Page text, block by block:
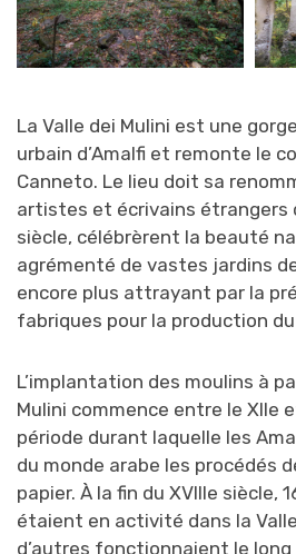
La Valle dei Mulini est une
urbain d’Amalfi et remonte le
Canneto. Le lieu doit sa
artistes et écrivains étrangers
siècle, célébrèrent la beauté
agrémenté de vastes jardins
encore plus attrayant par la
fabriques pour la production
L’implantation des moulins à
Mulini commence entre le XIIe
période durant laquelle les
du monde arabe les procédés
papier. À la fin du XVIIIe siècle,
étaient en activité dans la
d’autres fonctionnaient le long